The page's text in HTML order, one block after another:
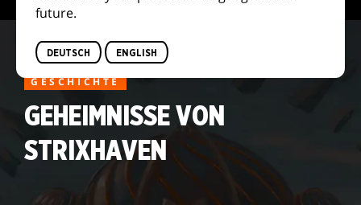
GESCHICHTE
GEHEIMNISSE VON
STRIXHAVEN
future.
DEUTSCH ENGLISH